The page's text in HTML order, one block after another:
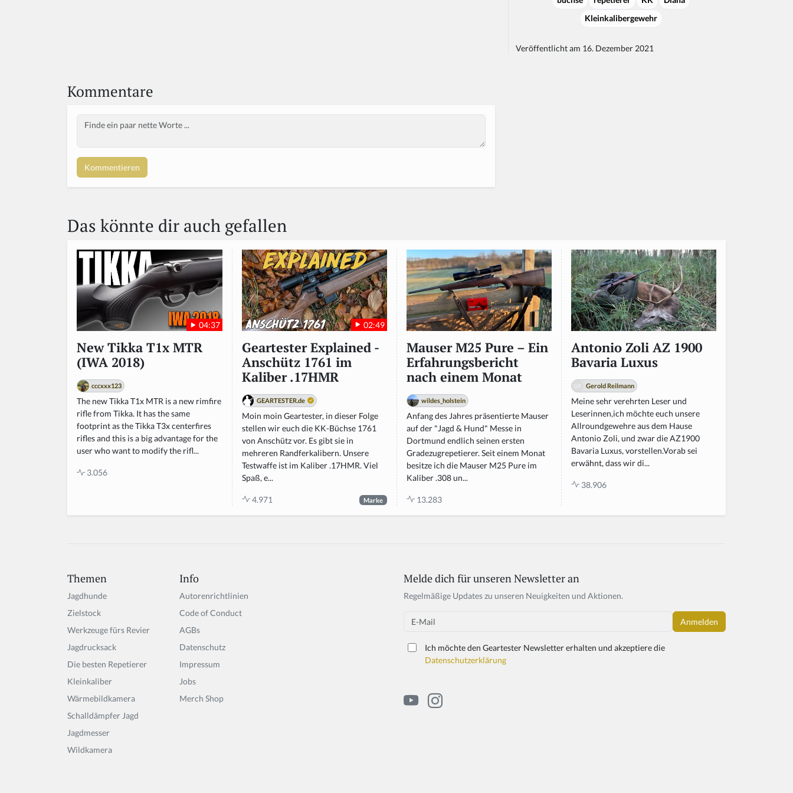
Kleinkalibergewehr
Veröffentlicht am 16. Dezember 2021
Kommentare
Body
Das könnte dir auch gefallen
04:37
New Tikka T1x MTR
(IWA 2018)
cccxxx123
The new Tikka T1x MTR is a new rimfire
rifle from Tikka. It has the same
footprint as the Tikka T3x centerfires
rifles and this is a big advantage for the
user who want to modify the rifl...
3.056
02:49
Geartester Explained -
Anschütz 1761 im
Kaliber .17HMR
GEARTESTER.de
Moin moin Geartester, in dieser Folge
stellen wir euch die KK-Büchse 1761
von Anschütz vor. Es gibt sie in
mehreren Randferkalibern. Unsere
Testwaffe ist im Kaliber .17HMR. Viel
Spaß, e...
4.971 Marke
Mauser M25 Pure – Ein
Erfahrungsbericht
nach einem Monat
wildes_holstein
Anfang des Jahres präsentierte Mauser
auf der "Jagd & Hund" Messe in
Dortmund endlich seinen ersten
Gradezugrepetierer. Seit einem Monat
besitze ich die Mauser M25 Pure im
Kaliber .308 un...
13.283
Antonio Zoli AZ 1900
Bavaria Luxus
Gerold Reilmann
Meine sehr verehrten Leser und
Leserinnen,ich möchte euch unsere
Allroundgewehre aus dem Hause
Antonio Zoli, und zwar die AZ1900
Bavaria Luxus, vorstellen.Vorab sei
erwähnt, dass wir di...
38.906
Themen
Jagdhunde
Zielstock
Werkzeuge fürs Revier
Jagdrucksack
Die besten Repetierer
Kleinkaliber
Wärmebildkamera
Schalldämpfer Jagd
Jagdmesser
Wildkamera
Info
Autorenrichtlinien
Code of Conduct
AGBs
Datenschutz
Impressum
Jobs
Merch Shop
Melde dich für unseren Newsletter an
Regelmäßige Updates zu unseren Neuigkeiten und Aktionen.
Email
Ich möchte den Geartester Newsletter erhalten und akzeptiere die
Datenschutzerklärung